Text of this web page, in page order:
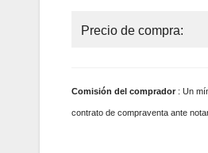
Precio de compra:
Comisión del comprador : Un
contrato de compraventa ante